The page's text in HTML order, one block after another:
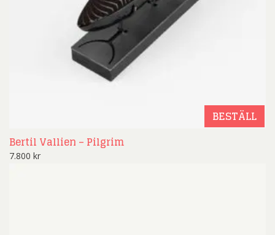
BESTÄLL
Bertil Vallien – Pilgrim
7.800 kr